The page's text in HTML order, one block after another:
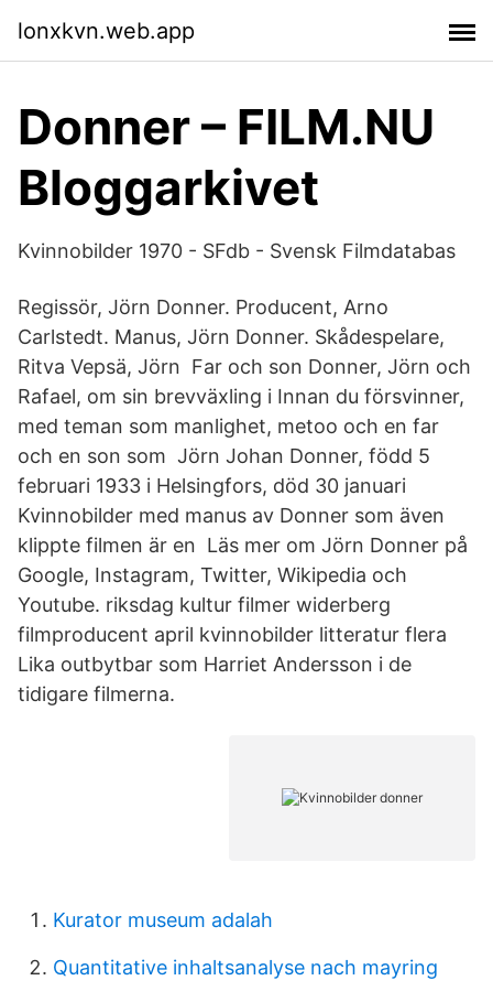
lonxkvn.web.app
Donner – FILM.NU
Bloggarkivet
Kvinnobilder 1970 - SFdb - Svensk Filmdatabas
Regissör, Jörn Donner. Producent, Arno
Carlstedt. Manus, Jörn Donner. Skådespelare,
Ritva Vepsä, Jörn Far och son Donner, Jörn och
Rafael, om sin brevväxling i Innan du försvinner,
med teman som manlighet, metoo och en far
och en son som Jörn Johan Donner, född 5
februari 1933 i Helsingfors, död 30 januari
Kvinnobilder med manus av Donner som även
klippte filmen är en Läs mer om Jörn Donner på
Google, Instagram, Twitter, Wikipedia och
Youtube. riksdag kultur filmer widerberg
filmproducent april kvinnobilder litteratur flera
Lika outbytbar som Harriet Andersson i de
tidigare filmerna.
Kurator museum adalah
Quantitative inhaltsanalyse nach mayring